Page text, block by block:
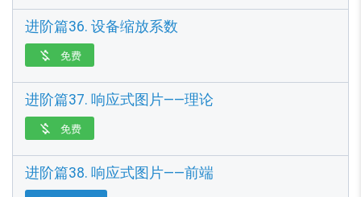
进阶篇36. 设备缩放系数
 免费
进阶篇37. 响应式图片——理论
 免费
进阶篇38. 响应式图片——前端